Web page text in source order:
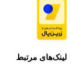
لینک‌های مرتبط